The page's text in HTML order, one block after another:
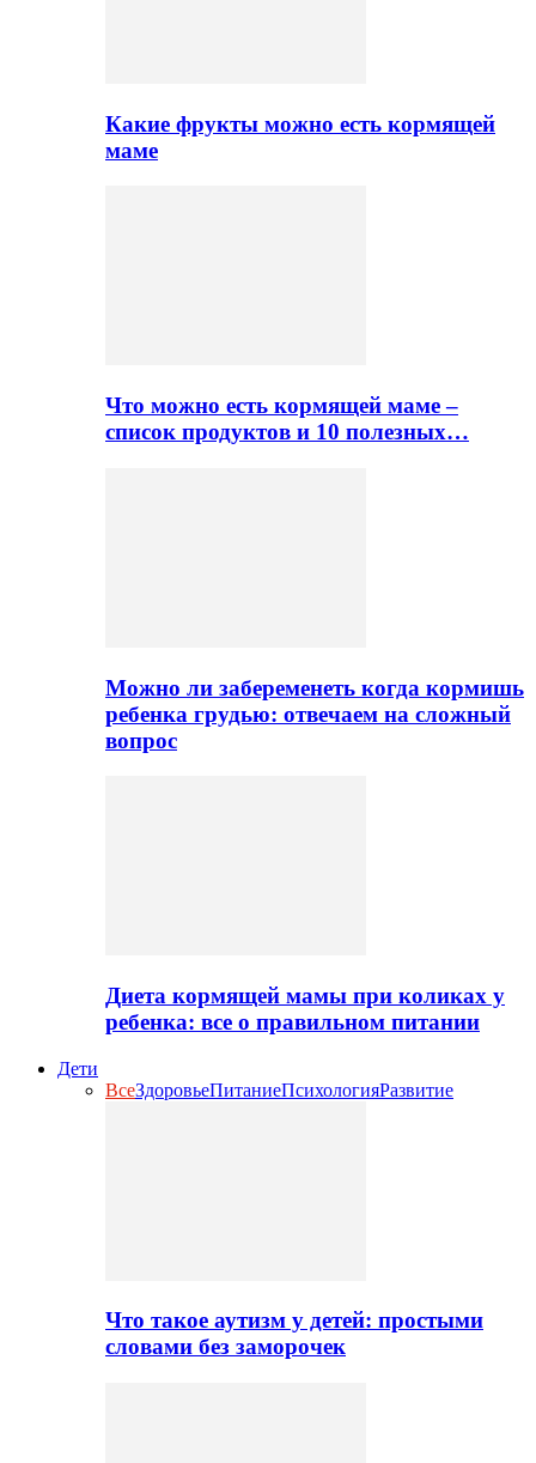
Какие фрукты можно есть кормящей
маме
Что можно есть кормящей маме –
список продуктов и 10 полезных…
Можно ли забеременеть когда кормишь
ребенка грудью: отвечаем на сложный
вопрос
Диета кормящей мамы при коликах у
ребенка: все о правильном питании
Дети
ВсеЗдоровьеПитаниеПсихологияРазвитие
Что такое аутизм у детей: простыми
словами без заморочек